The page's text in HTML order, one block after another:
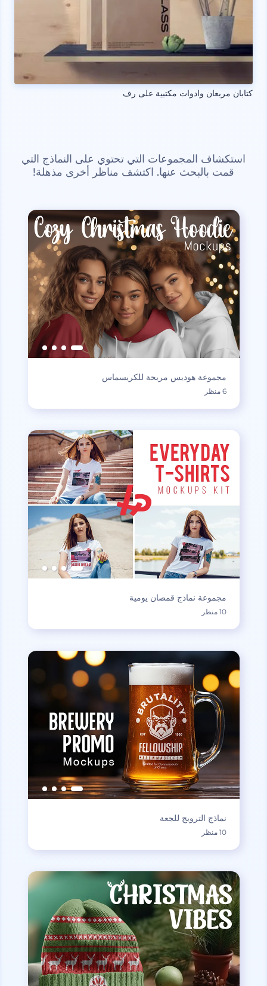
كتابان مربعان وادوات مكتبية على رف
استكشاف المجموعات التي تحتوي على النماذج التي
قمت بالبحث عنها. اكتشف مناظر أخرى مذهلة!
مجموعة هوديس مريحة للكريسماس
6 منظر
مجموعة نماذج قمصان يومية
10 منظر
نماذج الترويج للجعة
10 منظر